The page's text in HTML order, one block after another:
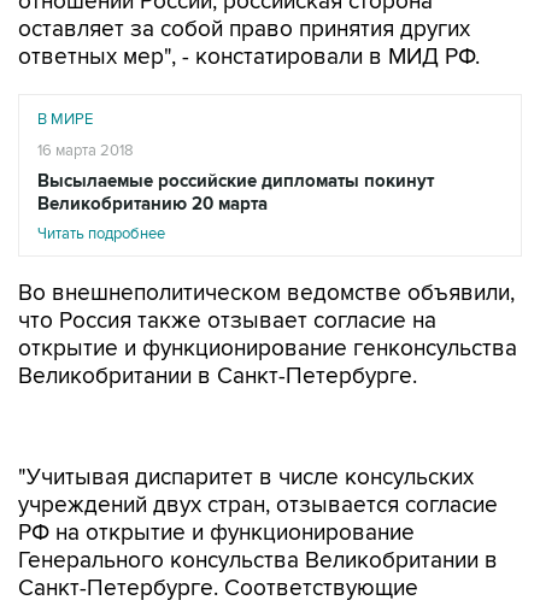
оставляет за собой право принятия других
ответных мер", - констатировали в МИД РФ.
В МИРЕ
16 марта 2018
Высылаемые российские дипломаты покинут
Великобританию 20 марта
Читать подробнее
Во внешнеполитическом ведомстве объявили,
что Россия также отзывает согласие на
открытие и функционирование генконсульства
Великобритании в Санкт-Петербурге.
РФ на открытие и функционирование
Генерального консульства Великобритании в
Санкт-Петербурге. Соответствующие
процедуры будут осуществлены в
соответствии с международно-правовой